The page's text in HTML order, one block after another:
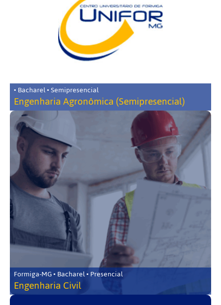
• Bacharel • Semipresencial
Engenharia Agronômica (Semipresencial)
Formiga-MG • Bacharel • Presencial
Engenharia Civil